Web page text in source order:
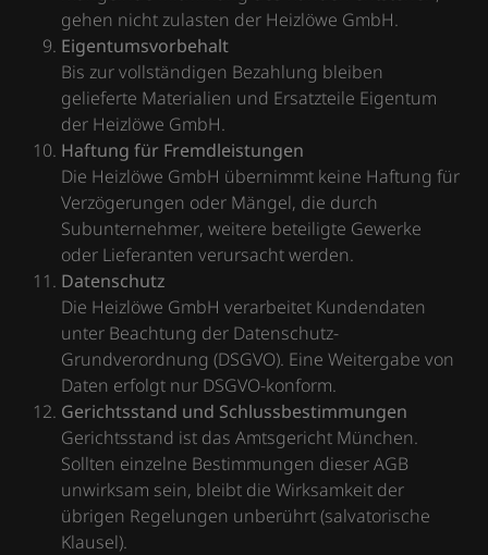
gehen nicht zulasten der Heizlöwe GmbH.
Eigentumsvorbehalt
Bis zur vollständigen Bezahlung bleiben
gelieferte Materialien und Ersatzteile Eigentum
der Heizlöwe GmbH.
Haftung für Fremdleistungen
Die Heizlöwe GmbH übernimmt keine Haftung für
Verzögerungen oder Mängel, die durch
Subunternehmer, weitere beteiligte Gewerke
oder Lieferanten verursacht werden.
Datenschutz
Die Heizlöwe GmbH verarbeitet Kundendaten
unter Beachtung der Datenschutz-
Grundverordnung (DSGVO). Eine Weitergabe von
Daten erfolgt nur DSGVO-konform.
Gerichtsstand und Schlussbestimmungen
Gerichtsstand ist das Amtsgericht München.
Sollten einzelne Bestimmungen dieser AGB
unwirksam sein, bleibt die Wirksamkeit der
übrigen Regelungen unberührt (salvatorische
Klausel).